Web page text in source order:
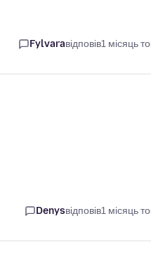
Fylvaraвідповів1 місяць
Denysвідповів1 місяць